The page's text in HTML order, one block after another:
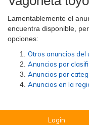
Lamentablemente el
encuentra disponible,
opciones:
Otros anuncios del
Anuncios por
Anuncios por
Anuncios en la
Login